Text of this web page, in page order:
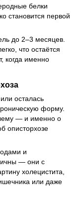
белки
становится первой
до 2–3 месяцев.
что остаётся
когда именно
осталась
форму.
— и именно о
описторхозе
и
— они с
холецистита,
или даже